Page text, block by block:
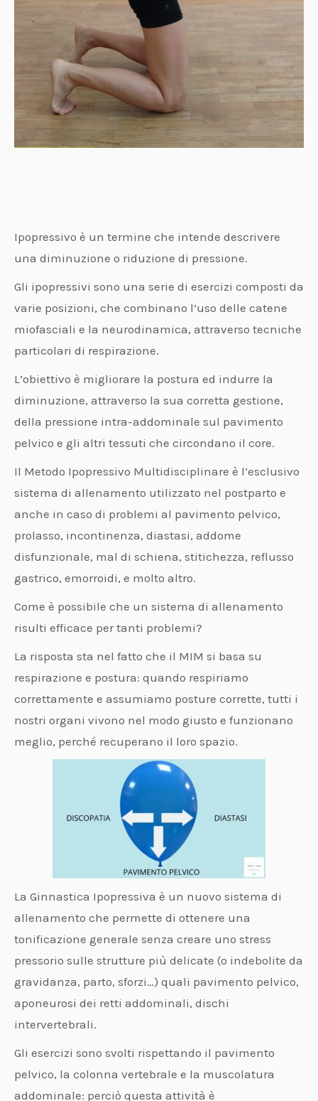
Ipopressivo è un termine che intende descrivere
una diminuzione o riduzione di pressione.
Gli ipopressivi sono una serie di esercizi composti da
varie posizioni, che combinano l’uso delle catene
miofasciali e la neurodinamica, attraverso tecniche
particolari di respirazione.
L’obiettivo è migliorare la postura ed indurre la
diminuzione, attraverso la sua corretta gestione,
della pressione intra-addominale sul pavimento
pelvico e gli altri tessuti che circondano il core.
Il Metodo Ipopressivo Multidisciplinare è l’esclusivo
sistema di allenamento utilizzato nel postparto e
anche in caso di problemi al pavimento pelvico,
prolasso, incontinenza, diastasi, addome
disfunzionale, mal di schiena, stitichezza, reflusso
gastrico, emorroidi, e molto altro.
Come è possibile che un sistema di allenamento
risulti efficace per tanti problemi?
La risposta sta nel fatto che il MIM si basa su
respirazione e postura: quando respiriamo
correttamente e assumiamo posture corrette, tutti i
nostri organi vivono nel modo giusto e funzionano
meglio, perché recuperano il loro spazio.
La Ginnastica Ipopressiva è un nuovo sistema di
allenamento che permette di ottenere una
tonificazione generale senza creare uno stress
pressorio sulle strutture più delicate (o indebolite da
gravidanza, parto, sforzi…) quali pavimento pelvico,
aponeurosi dei retti addominali, dischi
intervertebrali.
Gli esercizi sono svolti rispettando il pavimento
pelvico, la colonna vertebrale e la muscolatura
addominale: perciò questa attività è